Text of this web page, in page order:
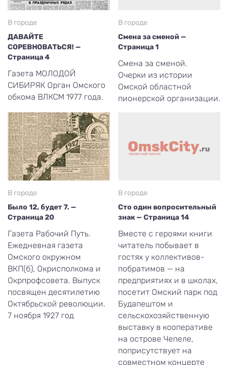
В городе
ДАВАЙТЕ
СОРЕВНОВАТЬСЯ! —
Страница 4
Газета МОЛОДОЙ
СИБИРЯК Орган Омского
обкома ВЛКСМ 1977 года.
В городе
Смена за сменой —
Страница 1
Смена за сменой.
Очерки из истории
Омской областной
пионерской организации.
В городе
Было 12, будет 7. —
Страница 20
Газета Рабочий Путь.
Ежедневная газета
Омского окружном
ВКП(б), Окрисполкома и
Окрпрофсовета. Выпуск
посвящен десятилетию
Октябрьской революции.
7 ноября 1927 год
В городе
Сто один вопросительный
знак — Страница 14
Вместе с героями книги
читатель побывает в
гостях у коллективов-
побратимов — на
предприятиях и в школах,
посетит Омский парк под
Будапештом и
сельскохозяйственную
выставку в кооперативе
на острове Чепеле,
поприсутствует на
совместном концерте